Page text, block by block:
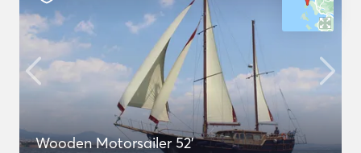
Wooden Motorsailer 52'